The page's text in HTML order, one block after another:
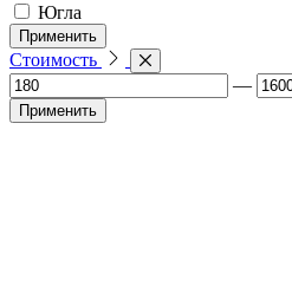
Югла
Применить
Стоимость
—
Применить